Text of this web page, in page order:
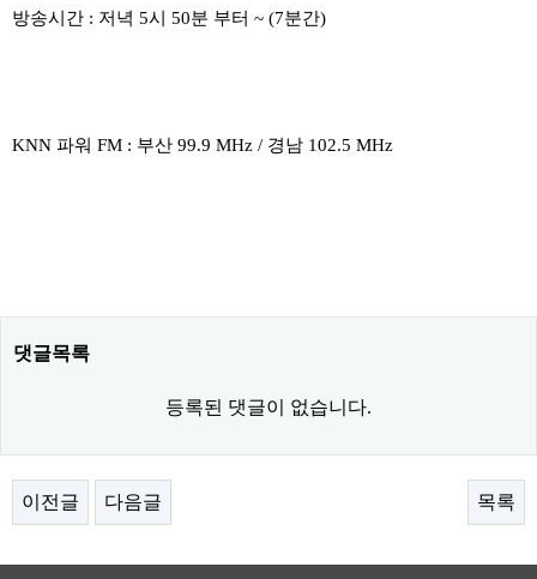
방송시간 : 저녁 5시 50분 부터 ~ (7분간)
KNN 파워 FM : 부산 99.9 MHz / 경남 102.5 MHz
댓글목록
등록된 댓글이 없습니다.
이전글 다음글 목록